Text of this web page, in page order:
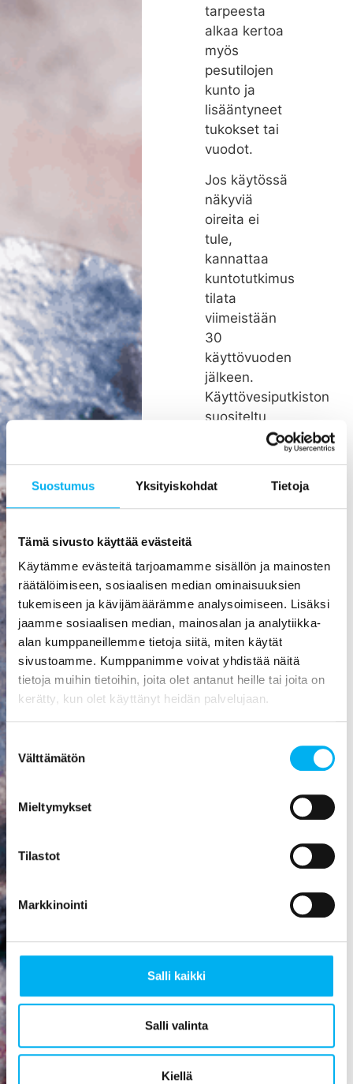
Suostumus Yksityiskohdat Tietoja
Tämä sivusto käyttää evästeitä
Käytämme evästeitä tarjoamamme sisällön ja mainosten
räätälöimiseen, sosiaalisen median ominaisuuksien
tukemiseen ja kävijämäärämme analysoimiseen. Lisäksi
jaamme sosiaalisen median, mainosalan ja analytiikka-
alan kumppaneillemme tietoja siitä, miten käytät
sivustoamme. Kumppanimme voivat yhdistää näitä
tietoja muihin tietoihin, joita olet antanut heille tai joita on
kerätty, kun olet käyttänyt heidän palvelujaan.
valinta
Välttämätön
Mieltymykset
Tilastot
Markkinointi
Salli kaikki
Salli valinta
Kiellä
tarpeesta
alkaa kertoa
myös
pesutilojen
kunto ja
lisääntyneet
tukokset tai
vuodot.
Jos käytössä
näkyviä
oireita ei
tule,
kannattaa
kuntotutkimus
tilata
viimeistään
30
käyttövuoden
jälkeen.
Käyttövesiputkiston
suositeltu
remonttiväli
Rakenteiden
pienikin
vuoto voi
aiheuttaa
mittavat
kosteusvauriot,
kuten
vesivahingon
homehtumisen.
parantaa
viihtyisyyttä,
ehkäisee
vesivahinkoja,
helpottaa
pidentää